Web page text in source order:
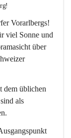
Vorarlbergs!
viel Sonne und
über
dem üblichen
als